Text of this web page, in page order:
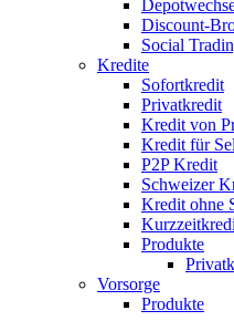
Discount-
Social
Kredite
Sofortkredit
Privatkredit
Kredit von
Kredit für
P2P Kredit
Schweizer
Kredit ohne
Produkte
Vorsorge
Produkte